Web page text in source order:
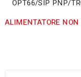
OPT66/SIP PNP/
ALIMENTATORE NON